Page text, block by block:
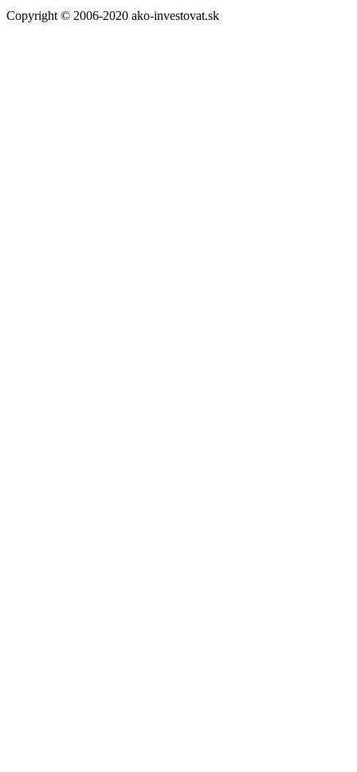
Copyright © 2006-2020 ako-investovat.sk